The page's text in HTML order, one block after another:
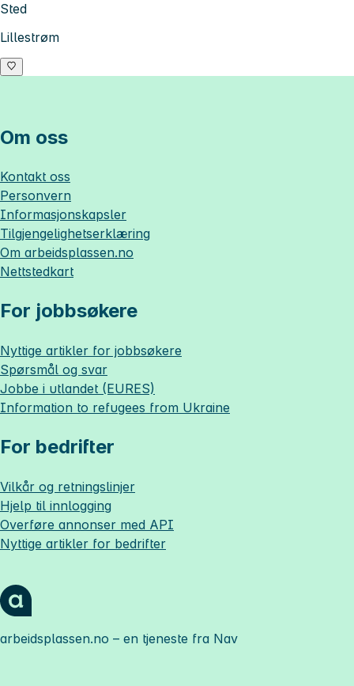
Sted
Lillestrøm
Om oss
Kontakt oss
Personvern
Informasjonskapsler
Tilgjengelighetserklæring
Om arbeidsplassen.no
Nettstedkart
For jobbsøkere
Nyttige artikler for jobbsøkere
Spørsmål og svar
Jobbe i utlandet (EURES)
Information to refugees from Ukraine
For bedrifter
Vilkår og retningslinjer
Hjelp til innlogging
Overføre annonser med API
Nyttige artikler for bedrifter
arbeidsplassen.no – en tjeneste fra Nav